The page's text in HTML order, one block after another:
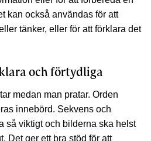
kan också användas för att
tänker, eller för att förklara det
och förtydliga
medan man pratar. Orden
innebörd. Sekvens och
så viktigt och bilderna ska helst
Det ger ett bra stöd för att